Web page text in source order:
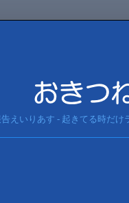
告えいりあす - 起きてる時だけ